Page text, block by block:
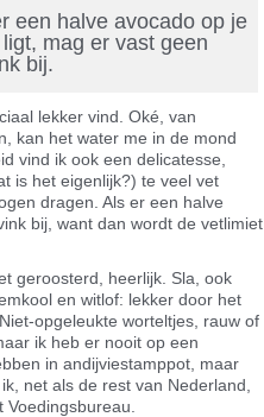
een halve avocado op je
ligt, mag er vast geen
bij.
lekker vind. Oké, van
kan het water me in de mond
vind ik ook een delicatesse,
is het eigenlijk?) te veel vet
dragen. Als er een halve
bij, want dan wordt de vetlimiet
geroosterd, heerlijk. Sla, ook
en witlof: lekker door het
opgeleukte worteltjes, rauw of
ik heb er nooit op een
in andijviestamppot, maar
net als de rest van Nederland,